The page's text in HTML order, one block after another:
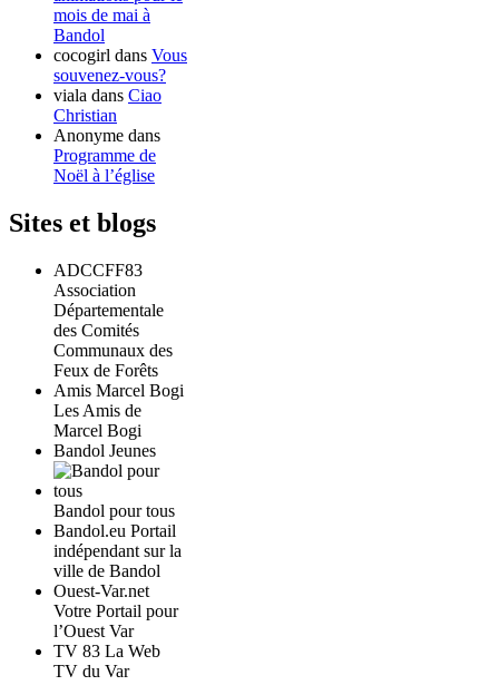
mois de mai à
Bandol
cocogirl dans Vous
souvenez-vous?
viala dans Ciao
Christian
Anonyme dans
Programme de
Noël à l’église
Sites et blogs
ADCCFF83
Association
Départementale
des Comités
Communaux des
Feux de Forêts
Amis Marcel Bogi
Les Amis de
Marcel Bogi
Bandol Jeunes
Bandol pour tous
Bandol.eu Portail
indépendant sur la
ville de Bandol
Ouest-Var.net
Votre Portail pour
l’Ouest Var
TV 83 La Web
TV du Var